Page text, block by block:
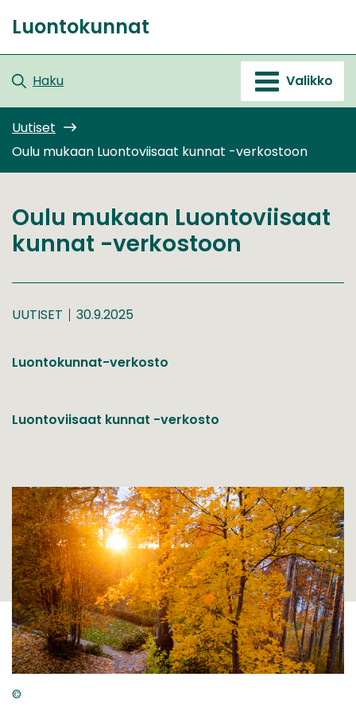
sisältöön
Etusivu
Luontokunnat
Haku Valikko
Uutiset
Oulu mukaan Luontoviisaat kunnat -verkostoon
Oulu mukaan Luontoviisaat
kunnat -verkostoon
UUTISET 30.9.2025
Luontokunnat-verkosto
Luontoviisaat kunnat -verkosto
©